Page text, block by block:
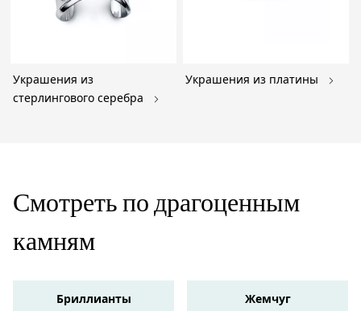
Украшения из
стерлингового серебра
Украшения из платины
Смотреть по драгоценным
камням
Бриллианты Жемчуг